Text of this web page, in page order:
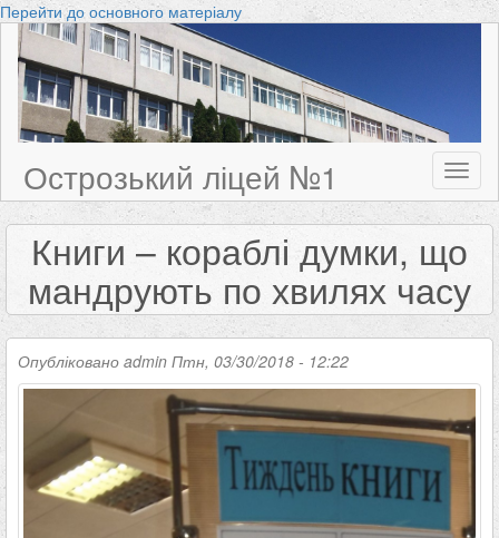
Перейти до основного матеріалу
Острозький ліцей №1
Книги – кораблі думки, що
мандрують по хвилях часу
Опубліковано admin Птн, 03/30/2018 - 12:22